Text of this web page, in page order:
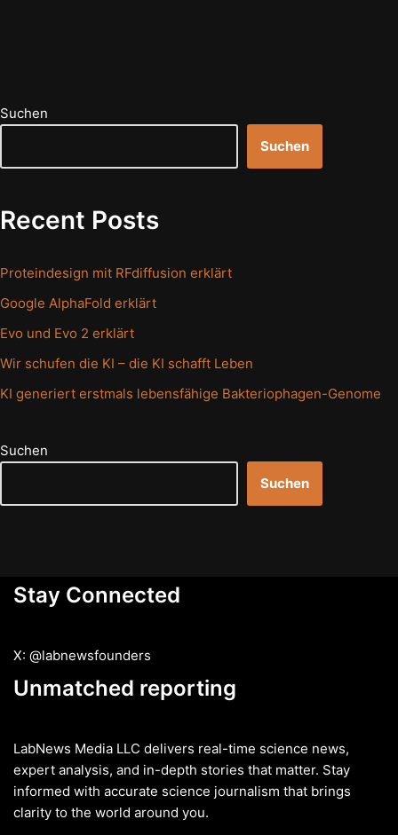
Suchen
Suchen
Recent Posts
Proteindesign mit RFdiffusion erklärt
Google AlphaFold erklärt
Evo und Evo 2 erklärt
Wir schufen die KI – die KI schafft Leben
KI generiert erstmals lebensfähige Bakteriophagen-Genome
Suchen
Suchen
Stay Connected
X: @labnewsfounders
Unmatched reporting
LabNews Media LLC delivers real-time science news,
expert analysis, and in-depth stories that matter. Stay
informed with accurate science journalism that brings
clarity to the world around you.